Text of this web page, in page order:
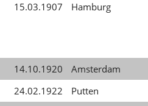
15.03.1907 Hamburg
14.10.1920
Amsterdam
24.02.1922
Putten